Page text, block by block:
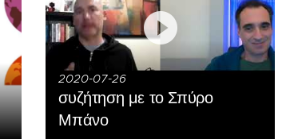
2020-07-26
συζήτηση με το Σπύρο
Μπάνο